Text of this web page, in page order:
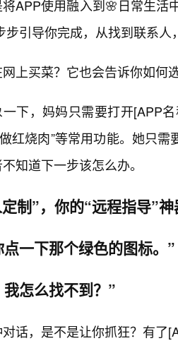
APP使用融入到🌸日常生活
步引导你完成，从找到联系
上买菜？它也会告诉你如何
下，妈妈只需要打开[APP
红烧肉”等常用功能。她只
知道下一步该怎么办。
制”，你的“远程指导”
点一下那个绿色的图标。”
怎么找不到？”
话，是不是让你抓狂？有了